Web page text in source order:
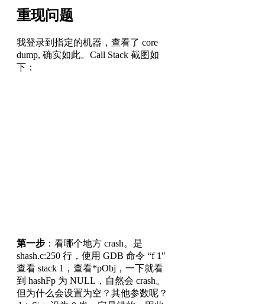
重现问题
我登录到指定的机器，查看了 core
dump, 确实如此。Call Stack 截图如
下：
第一步 ：看哪个地方 crash。是
shash.c:250 行，使用 GDB 命令 “f 1″
查看 stack 1，查看*pObj，一下就看
到 hashFp 为 NULL，自然会 crash。
但为什么会设置为空？其他参数呢？